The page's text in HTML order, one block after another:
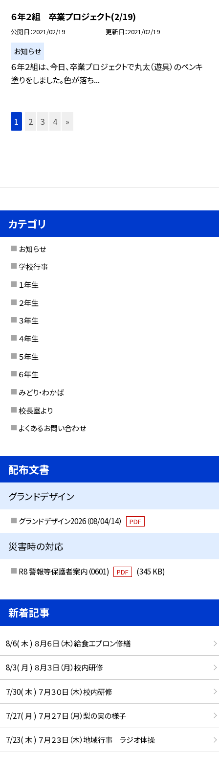
６年２組 卒業プロジェクト(2/19)
公開日 2021/02/19 更新日 2021/02/19
お知らせ
６年２組は、今日、卒業プロジェクトで丸太（遊具）のペンキ
塗りをしました。色が落ち...
1 2 3 4 »
カテゴリ
お知らせ
学校行事
１年生
２年生
３年生
４年生
５年生
６年生
みどり・わかば
校長室より
よくあるお問い合わせ
配布文書
グランドデザイン
グランドデザイン2026（08/04/14） PDF
災害時の対応
R8 警報等保護者案内（0601) PDF (345 KB)
新着記事
8/6( 木 ) ８月６日（木）給食エプロン修繕
8/3( 月 ) ８月３日（月）校内研修
7/30( 木 ) ７月３０日（木）校内研修
7/27( 月 ) ７月２７日（月）梨の実の様子
7/23( 木 ) ７月２３日（木）地域行事 ラジオ体操